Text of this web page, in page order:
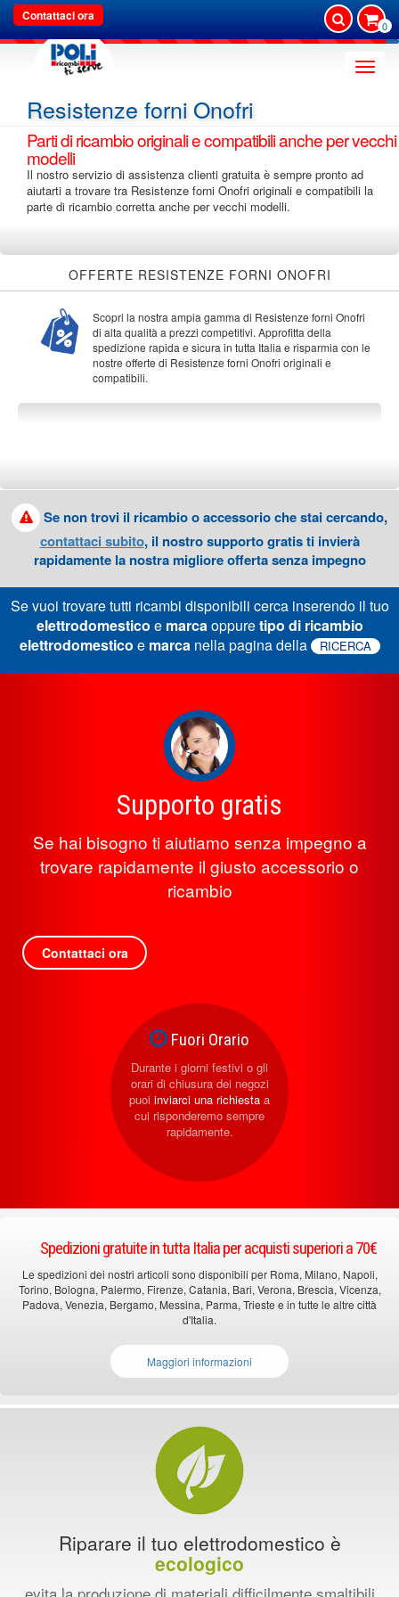
Contattaci ora
0
Toggle
Resistenze forni Onofri
Parti di ricambio originali e compatibili anche per vecchi
modelli
Il nostro servizio di assistenza clienti gratuita è sempre pronto ad
aiutarti a trovare tra Resistenze forni Onofri originali e compatibili la
parte di ricambio corretta anche per vecchi modelli.
OFFERTE RESISTENZE FORNI ONOFRI
Scopri la nostra ampia gamma di Resistenze forni Onofri
di alta qualità a prezzi competitivi. Approfitta della
spedizione rapida e sicura in tutta Italia e risparmia con le
nostre offerte di Resistenze forni Onofri originali e
compatibili.
Se non trovi il ricambio o accessorio che stai cercando,
contattaci subito, il nostro supporto gratis ti invierà
rapidamente la nostra migliore offerta senza impegno
Se vuoi trovare tutti ricambi disponibili cerca inserendo il tuo
elettrodomestico e marcaoppuretipo di ricambio
elettrodomestico e marcanella pagina della RICERCA
Supporto gratis
Se hai bisogno ti aiutiamo senza impegno a
trovare rapidamente il giusto accessorio o
ricambio
Contattaci ora
Fuori Orario
Durante i giorni festivi o gli
orari di chiusura dei negozi
puoi inviarci una richiesta a
cui risponderemo sempre
rapidamente.
Spedizioni gratuite in tutta Italia per acquisti superiori a 70€
Le spedizioni dei nostri articoli sono disponibili per Roma, Milano, Napoli,
Torino, Bologna, Palermo, Firenze, Catania, Bari, Verona, Brescia, Vicenza,
Padova, Venezia, Bergamo, Messina, Parma, Trieste e in tutte le altre città
d'Italia.
Maggiori informazioni
Riparare il tuo elettrodomestico è
ecologico